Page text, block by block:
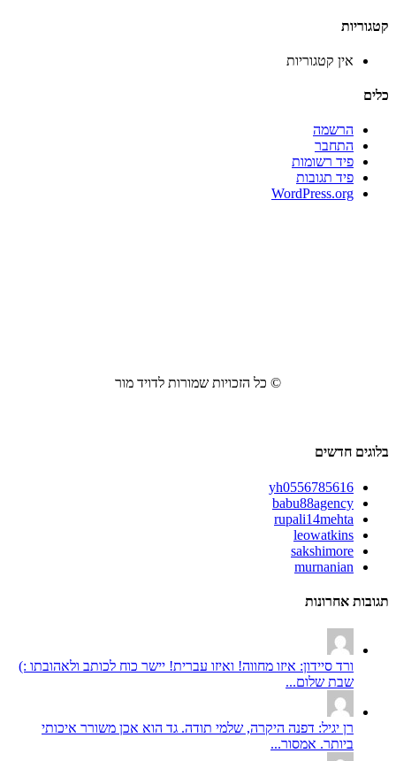
קטגוריות
אין קטגוריות
כלים
הרשמה
התחבר
פיד רשומות
פיד תגובות
WordPress.org
© כל הזכויות שמורות לדויד מור
בלוגים חדשים
yh0556785616
babu88agency
rupali14mehta
leowatkins
sakshimore
murnanian
תגובות אחרונות
ורד סיידון: איזו מחווה! ואיזו עברית! יישר כוח לכותב ולאהובתו :)
שבת שלום...
רן יגיל: דפנה היקרה, שלמי תודה. גד הוא אכן משורר איכותי
ביותר. אמסור...